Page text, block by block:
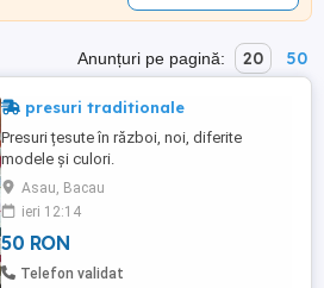
Anunțuri pe pagină: 20 50
presuri traditionale
Presuri țesute în război, noi, diferite
modele și culori.
Asau, Bacau
ieri 12:14
50 RON
Telefon validat